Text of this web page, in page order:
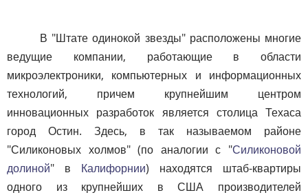
В "Штате одинокой звезды" расположены многие
ведущие компании, работающие в области
микроэлектроники, компьютерных и информационных
технологий, причем крупнейшим центром
инновационных разработок является столица Техаса
город Остин. Здесь, в так называемом районе
"Силиконовых холмов" (по аналогии с "Силиконовой
долиной" в Калифорнии) находятся штаб-квартиры
одного из крупнейших в США производителей